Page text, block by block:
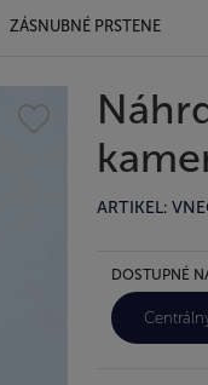
ZÁSNUBNÉ PRSTENE
ARTIKEL:
DOSTUPNÉ